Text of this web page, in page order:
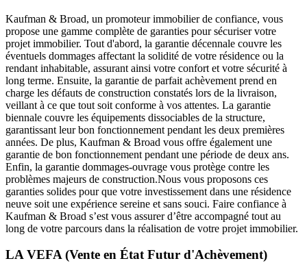
Kaufman & Broad, un promoteur immobilier de confiance, vous
propose une gamme complète de garanties pour sécuriser votre
projet immobilier. Tout d'abord, la garantie décennale couvre les
éventuels dommages affectant la solidité de votre résidence ou la
rendant inhabitable, assurant ainsi votre confort et votre sécurité à
long terme. Ensuite, la garantie de parfait achèvement prend en
charge les défauts de construction constatés lors de la livraison,
veillant à ce que tout soit conforme à vos attentes. La garantie
biennale couvre les équipements dissociables de la structure,
garantissant leur bon fonctionnement pendant les deux premières
années. De plus, Kaufman & Broad vous offre également une
garantie de bon fonctionnement pendant une période de deux ans.
Enfin, la garantie dommages-ouvrage vous protège contre les
problèmes majeurs de construction.Nous vous proposons ces
garanties solides pour que votre investissement dans une résidence
neuve soit une expérience sereine et sans souci. Faire confiance à
Kaufman & Broad s’est vous assurer d’être accompagné tout au
long de votre parcours dans la réalisation de votre projet immobilier.
LA VEFA (Vente en État Futur d'Achèvement)